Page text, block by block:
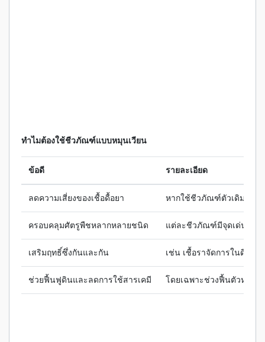
ทำไมต้องใช้ชีวภัณฑ์แบบหมุนเวียน
ข้อดี รายละเอียด
ลดความเสี่ยงของเชื้อดื้อยา หากใช้ชีวภัณฑ์ตัวเดิมซ้ำบ่อ
ครอบคลุมศัตรูพืชหลากหลายชนิด แต่ละชีวภัณฑ์มีจุดเด่นต่าง
เสริมฤทธิ์ซึ่งกันและกัน เช่น เชื้อราจัดการในดิน, แ
ช่วยฟื้นฟูดินและลดการใช้สารเคมี โดยเฉพาะช่วงฟื้นตัวหลังฝ